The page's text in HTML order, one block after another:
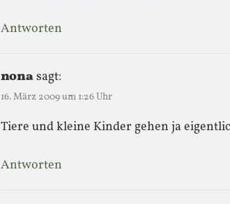
Antworten
nonasagt:
16. März 2009 um 1:26 Uhr
Tiere und kleine Kinder gehen ja
Antworten